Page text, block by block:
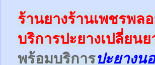
ร้านยางร้านเพชรพล
บริการปะยางเปลี่ยน
พร้อมบริการปะยางน